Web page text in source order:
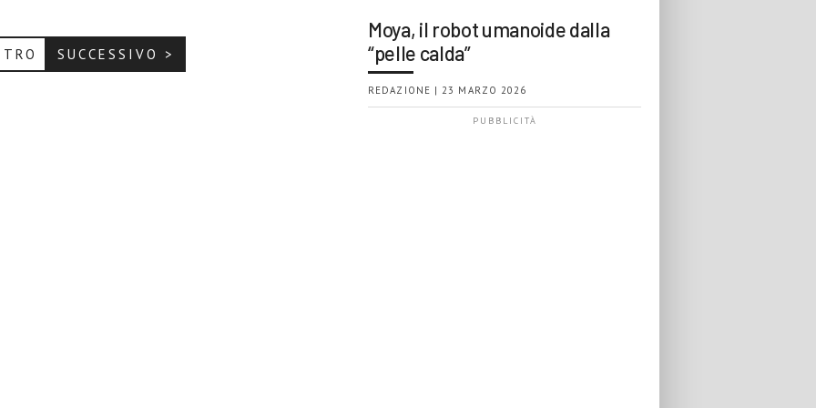
SUCCESSIVO >
Moya, il robot umanoide dalla
“pelle calda”
REDAZIONE | 23 MARZO 2026